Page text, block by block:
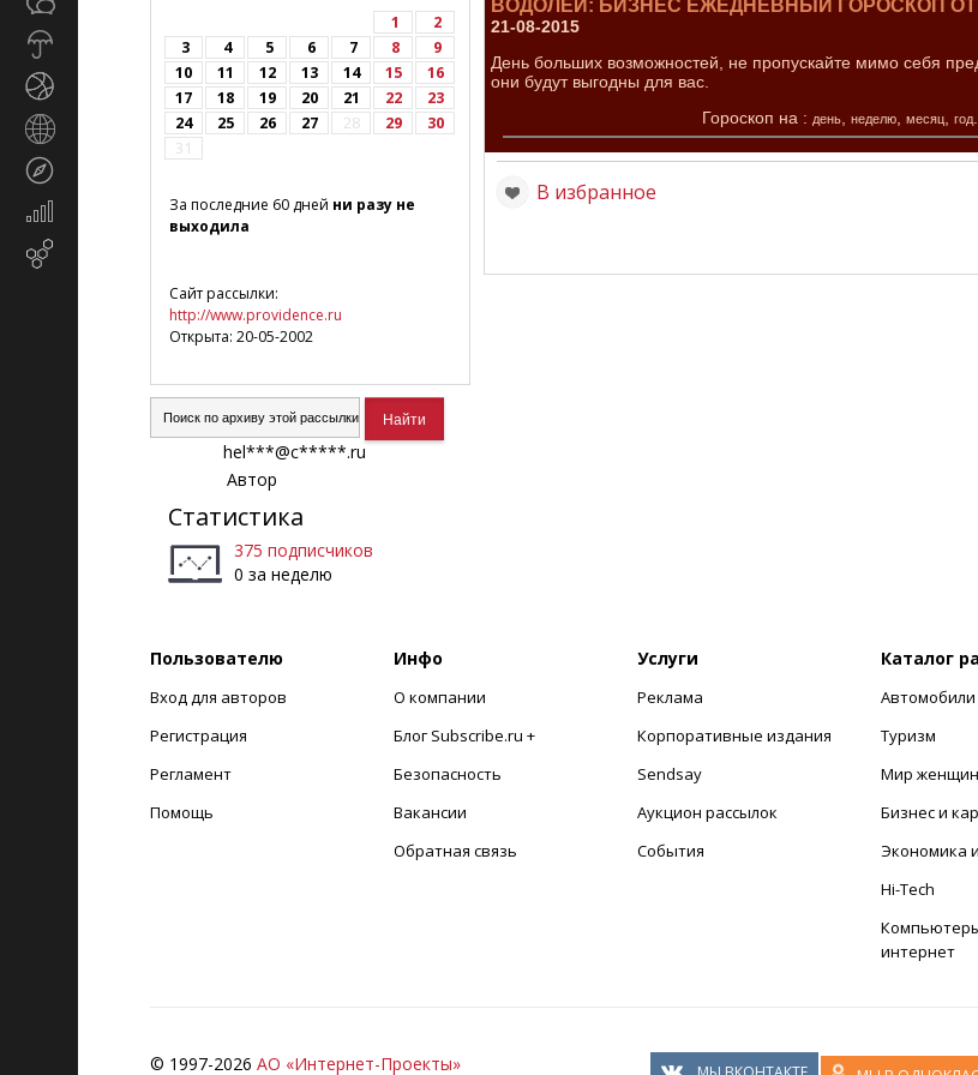
Экономика
1
2
3
4 5 6 7 8
9
10
11 12 13 14 15
16
17
18 19 20 21 22
23
24
25 26 27 28 29
30
31
За последние 60 дней ни разу не
выходила
Сайт рассылки:
http://www.providence.ru
Открыта: 20-05-2002
Автор
hel***@c*****.ru
Статистика
375 подписчиков
0 за неделю
ВОДОЛЕЙ: БИЗНЕС ЕЖЕДНЕВНЫЙ ГОРОСКОП ОТ
21-08-2015
День больших возможностей, не пропускайте мимо себя
они будут выгодны для вас.
Гороскоп на : день ,неделю ,месяц ,год
В избранное
Пользователю
Вход для авторов
Регистрация
Регламент
Помощь
Инфо
О компании
Блог Subscribe.ru +
Безопасность
Вакансии
Обратная связь
Услуги
Реклама
Корпоративные издания
Sendsay
Аукцион рассылок
События
Каталог
Автомобили
Туризм
Мир
Бизнес и
Экономика
Hi-Tech
интернет
© 1997-2026 АО «Интернет-Проекты»